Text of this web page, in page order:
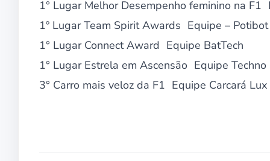
1° Lugar Melhor Desempenho feminino na F1
1º Lugar Team Spirit Awards Equipe – Potibot
1° Lugar Connect Award Equipe BatTech
1° Lugar Estrela em Ascensão Equipe Techno
3° Carro mais veloz da F1 Equipe Carcará Lux